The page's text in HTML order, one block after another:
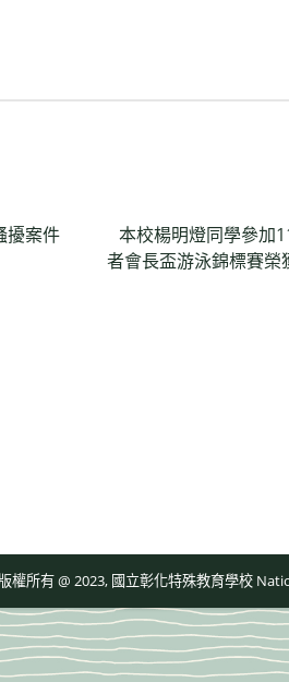
擾案件
本校楊明燈同學參加
者會長盃游泳錦標賽榮
所有 @ 2023, 國立彰化特殊教育學校